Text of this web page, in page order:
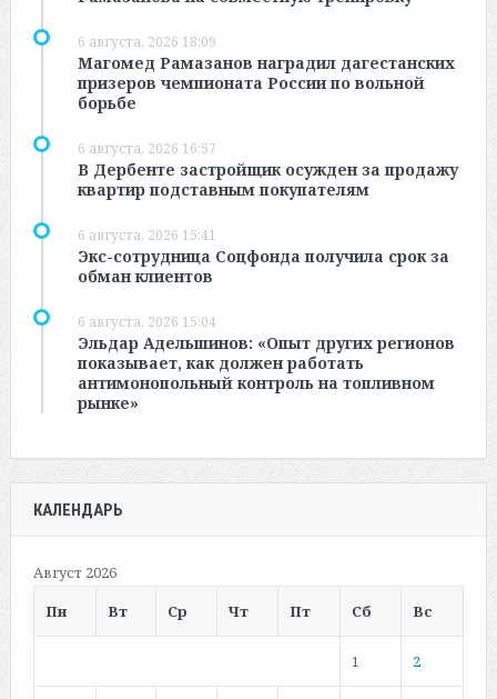
6 августа, 2026 18:09
Магомед Рамазанов наградил дагестанских
призеров чемпионата России по вольной
борьбе
6 августа, 2026 16:57
В Дербенте застройщик осужден за продажу
квартир подставным покупателям
6 августа, 2026 15:41
Экс-сотрудница Соцфонда получила срок за
обман клиентов
6 августа, 2026 15:04
Эльдар Адельшинов: «Опыт других регионов
показывает, как должен работать
антимонопольный контроль на топливном
рынке»
КАЛЕНДАРЬ
Август 2026
Пн
Вт Ср Чт Пт Сб Вс
1 2